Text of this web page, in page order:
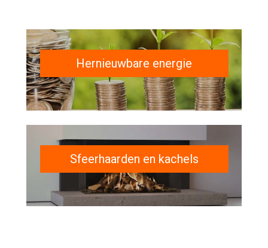
Hernieuwbare energie
> Bekijk alle producten
Sfeerhaarden en kachels
> Bekijk alle producten